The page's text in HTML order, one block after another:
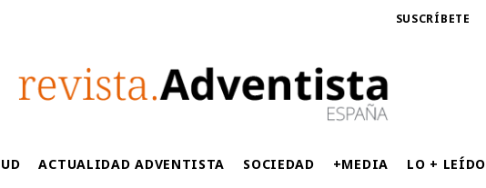
SUSCRÍBETE
ACTUALIDAD ADVENTISTA SOCIEDAD +MEDIA LO + LEÍDO